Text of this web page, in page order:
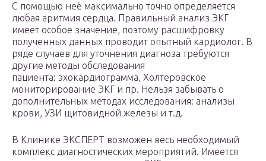
С помощью неё максимально точно определяется
любая аритмия сердца. Правильный анализ ЭКГ
имеет особое значение, поэтому расшифровку
полученных данных проводит опытный кардиолог. В
ряде случаев для уточнения диагноза требуются
другие методы обследования
пациента: эхокардиограмма, Холтеровское
мониторирование ЭКГ и пр. Нельзя забывать о
дополнительных методах исследования: анализы
крови, УЗИ щитовидной железы и т.д.
В Клинике ЭКСПЕРТ возможен весь необходимый
комплекс диагностических мероприятий. Имеется